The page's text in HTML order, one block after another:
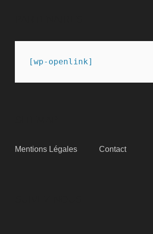
[wp-openlink]
Mentions Légales Contact